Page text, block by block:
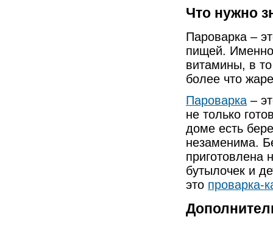
Что нужно
Пароварка –
пищей. Именно
витамины, в
более что
Пароварка –
не только
доме есть
незаменима.
приготовлена
бутылочек и
это проварка-